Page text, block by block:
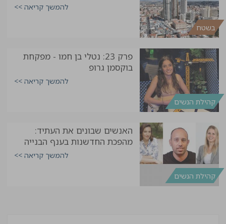
בשטח
להמשך קריאה >>
קהילת הנשים
פרק 23: נטלי בן חמו - מפקחת
בוקסמן גרופ
להמשך קריאה >>
קהילת הנשים
האנשים שבונים את העתיד:
מהפכת החדשנות בענף הבנייה
להמשך קריאה >>